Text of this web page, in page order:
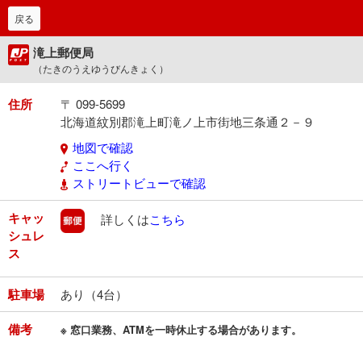
戻る
滝上郵便局
（たきのうえゆうびんきょく）
住所
〒 099-5699
北海道紋別郡滝上町滝ノ上市街地三条通２－９
地図で確認
ここへ行く
ストリートビューで確認
キャッ
シュレ
ス
郵便
詳しくはこちら
駐車場 あり（4台）
備考 ※ 窓口業務、ATMを一時休止する場合があります。